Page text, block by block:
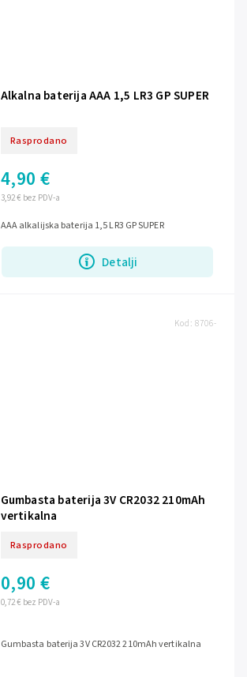
Alkalna baterija AAA 1,5 LR3 GP SUPER
Rasprodano
3,92 € bez PDV-a
4,90 €
Detalji
AAA alkalijska baterija 1,5 LR3 GP SUPER
Gumbasta baterija 3V CR2032 210mAh
vertikalna
Rasprodano
0,72 € bez PDV-a
0,90 €
Gumbasta baterija 3V CR2032 210mAh vertikalna
Kod: 8706-